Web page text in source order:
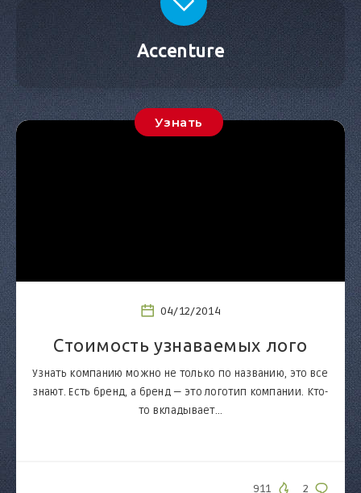
Accenture
Узнать
04/12/2014
Cтоимость узнаваемых лого
Узнать компанию можно не только по названию, это все
знают. Есть бренд, а бренд — это логотип компании. Кто-
то вкладывает…
2
911